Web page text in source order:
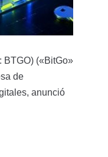
BTGO) («BitGo»
de
anunció